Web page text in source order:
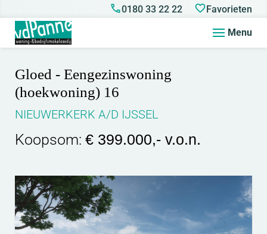
0180 33 22 22 Favorieten
Menu
Gloed - Eengezinswoning
(hoekwoning) 16
NIEUWERKERK A/D IJSSEL
Koopsom: € 399.000,- v.o.n.